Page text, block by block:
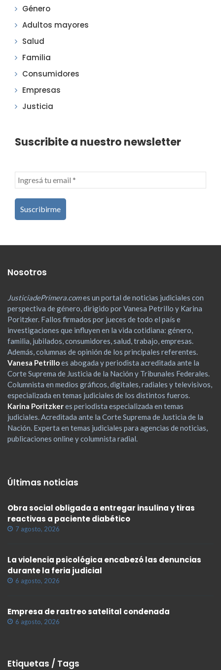
Género
Adultos mayores
Salud
Familia
Consumidores
Empresas
Justicia
Suscribite a nuestro newsletter
Nosotros
JusticiadePrimera.comes un portal de noticias judiciales con
perspectiva de género, dirigido por Vanesa Petrillo y Karina
Poritzker. Fallos firmados por jueces de todo el país e
investigaciones que influyen en la vida cotidiana: género,
familia, jubilados, consumidores, salud, trabajo, empresas.
Además, columnas de opinión de los principales referentes.
Vanesa Petrilloes abogada y periodista acreditada ante la
Corte Suprema de Justicia de la Nación y Tribunales Federales.
Columnista en medios gráficos, digitales, radiales y televisivos,
especializada en temas judiciales de los distintos fueros.
Karina Poritzkeres periodista especializada en temas
judiciales. Acreditada ante la Corte Suprema de Justicia de la
Nación. Experta en temas judiciales para agencias de noticias,
publicaciones online y columnista radial.
Últimas noticias
Obra social obligada a entregar insulina y tiras
reactivas a paciente diabético
7 agosto, 2026
La violencia psicológica encabezó las denuncias
durante la feria judicial
6 agosto, 2026
Empresa de rastreo satelital condenada
6 agosto, 2026
Etiquetas / Tags